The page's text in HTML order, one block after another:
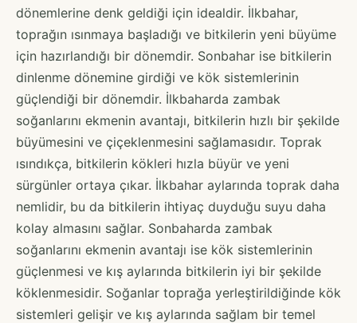
dönemlerine denk geldiği için idealdir. İlkbahar,
toprağın ısınmaya başladığı ve bitkilerin yeni büyüme
için hazırlandığı bir dönemdir. Sonbahar ise bitkilerin
dinlenme dönemine girdiği ve kök sistemlerinin
güçlendiği bir dönemdir. İlkbaharda zambak
soğanlarını ekmenin avantajı, bitkilerin hızlı bir şekilde
büyümesini ve çiçeklenmesini sağlamasıdır. Toprak
ısındıkça, bitkilerin kökleri hızla büyür ve yeni
sürgünler ortaya çıkar. İlkbahar aylarında toprak daha
nemlidir, bu da bitkilerin ihtiyaç duyduğu suyu daha
kolay almasını sağlar. Sonbaharda zambak
soğanlarını ekmenin avantajı ise kök sistemlerinin
güçlenmesi ve kış aylarında bitkilerin iyi bir şekilde
köklenmesidir. Soğanlar toprağa yerleştirildiğinde kök
sistemleri gelişir ve kış aylarında sağlam bir temel